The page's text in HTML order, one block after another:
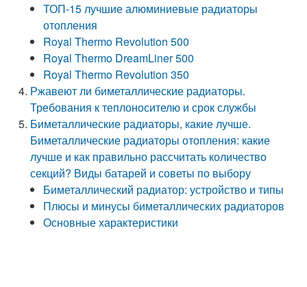
ТОП-15 лучшие алюминиевые радиаторы
отопления
Royal Thermo Revolution 500
Royal Thermo DreamLiner 500
Royal Thermo Revolution 350
Ржавеют ли биметаллические радиаторы.
Требования к теплоносителю и срок службы
Биметаллические радиаторы, какие лучше.
Биметаллические радиаторы отопления: какие
лучше и как правильно рассчитать количество
секций? Виды батарей и советы по выбору
Биметаллический радиатор: устройство и типы
Плюсы и минусы биметаллических радиаторов
Основные характеристики